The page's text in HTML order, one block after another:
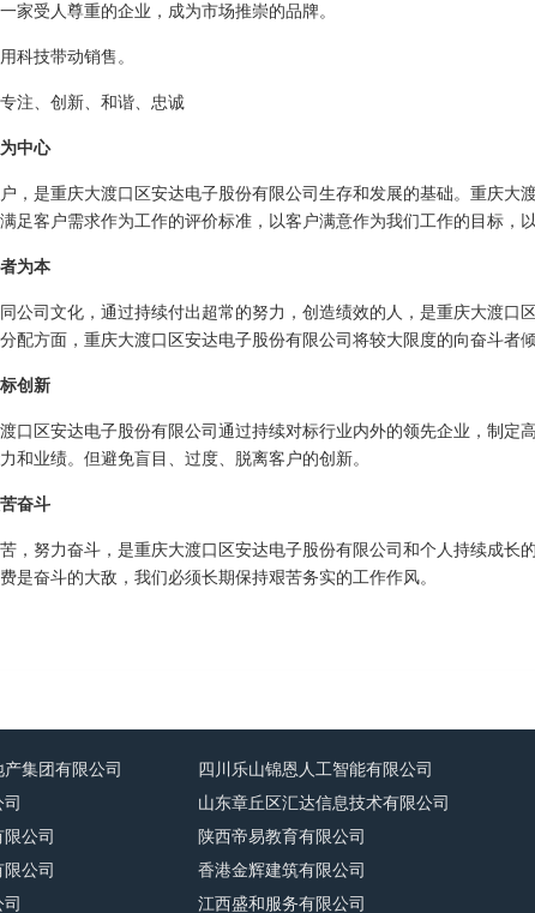
一家受人尊重的企业，成为市场推崇的品牌。
用科技带动销售。
专注、创新、和谐、忠诚
中心
，是重庆大渡口区安达电子股份有限公司生存和发展的基础。重庆
足客户需求作为工作的评价标准，以客户满意作为我们工作的目标，
为本
公司文化，通过持续付出超常的努力，创造绩效的人，是重庆大渡口
配方面，重庆大渡口区安达电子股份有限公司将较大限度的向奋斗者
创新
口区安达电子股份有限公司通过持续对标行业内外的领先企业，制
和业绩。但避免盲目、过度、脱离客户的创新。
奋斗
，努力奋斗，是重庆大渡口区安达电子股份有限公司和个人持续成长
是奋斗的大敌，我们必须长期保持艰苦务实的工作作风。
集团有限公司 四川乐山锦恩人工智能有限公司
山东章丘区汇达信息技术有限公司
公司
陕西帝易教育有限公司
公司
香港金辉建筑有限公司
江西盛和服务有限公司